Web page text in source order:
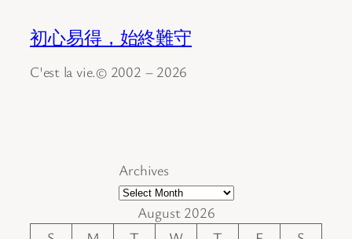
初心易得，始終難守
C'est la vie.© 2002 – 2026
Archives
August 2026